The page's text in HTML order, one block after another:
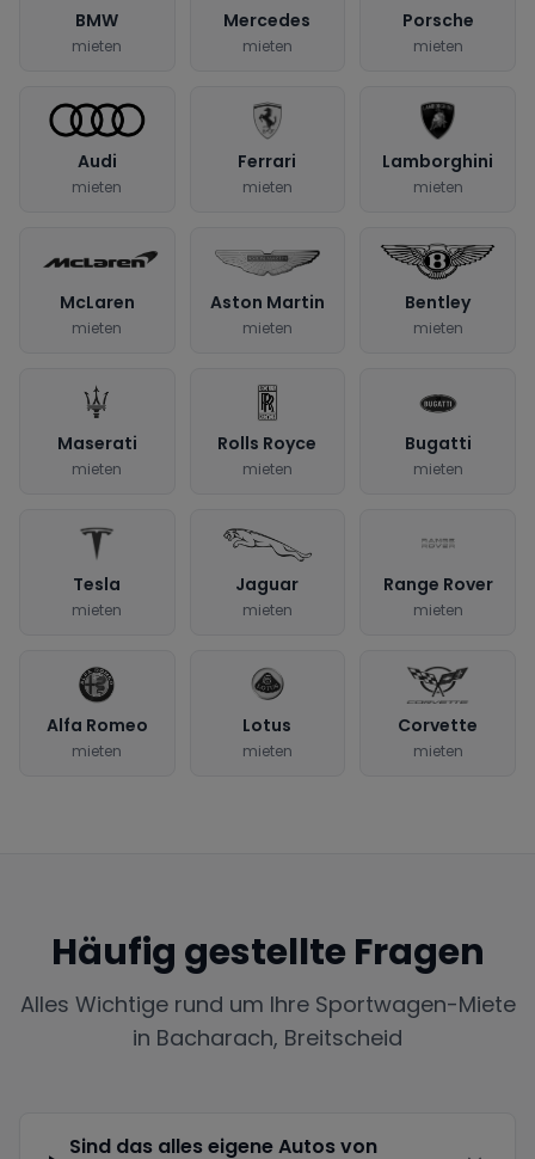
BMW
mieten
Mercedes
mieten
Porsche
mieten
Audi
mieten
Ferrari
mieten
Lamborghini
mieten
McLaren
mieten
Aston Martin
mieten
Bentley
mieten
Maserati
mieten
Rolls Royce
mieten
Bugatti
mieten
Tesla
mieten
Jaguar
mieten
Range Rover
mieten
Alfa Romeo
mieten
Lotus
mieten
Corvette
mieten
Häufig gestellte Fragen
Alles Wichtige rund um Ihre Sportwagen-Miete
in Bacharach, Breitscheid
Sind das alles eigene Autos von